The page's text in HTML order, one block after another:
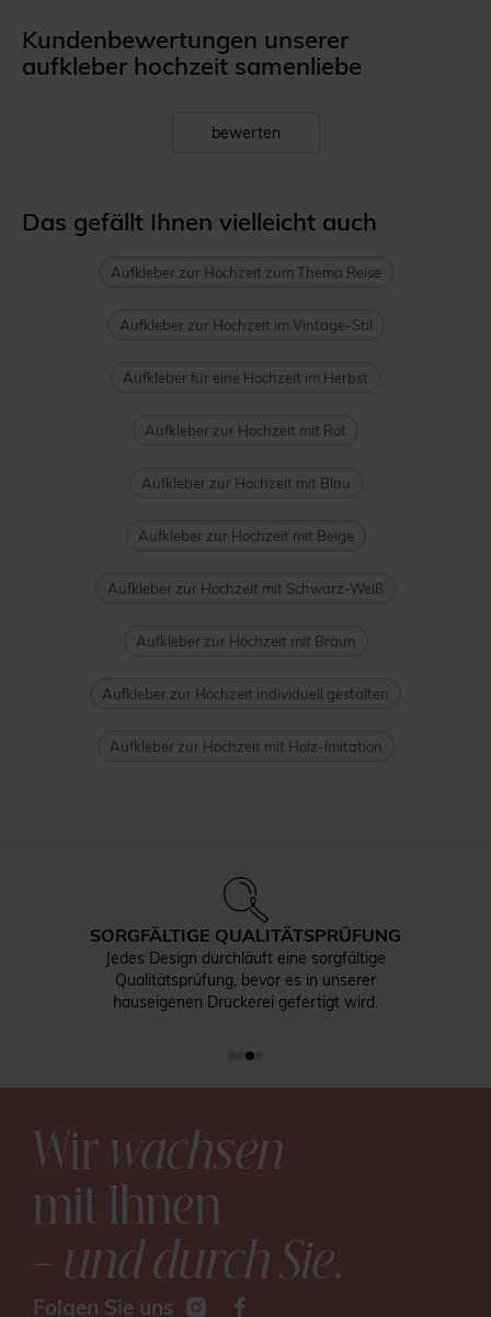
Kundenbewertungen unserer
aufkleber hochzeit samenliebe
bewerten
Das gefällt Ihnen vielleicht auch
Aufkleber zur Hochzeit zum Thema Reise
Aufkleber zur Hochzeit im Vintage-Stil
Aufkleber für eine Hochzeit im Herbst
Aufkleber zur Hochzeit mit Rot
Aufkleber zur Hochzeit mit Blau
Aufkleber zur Hochzeit mit Beige
Aufkleber zur Hochzeit mit Schwarz-Weiß
Aufkleber zur Hochzeit mit Braun
Aufkleber zur Hochzeit individuell gestalten
Aufkleber zur Hochzeit mit Holz-Imitation
SORGFÄLTIGE QUALITÄTSPRÜFUNG
Jedes Design durchläuft eine sorgfältige
Qualitätsprüfung, bevor es in unserer
hauseigenen Druckerei gefertigt wird.
Wirwachsen
mit Ihnen
– und durch Sie.
Folgen Sie uns